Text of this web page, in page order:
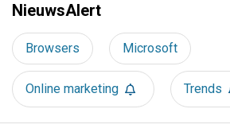
NieuwsAlert
Browsers Microsoft
Online marketing Trends